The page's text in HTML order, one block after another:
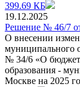
399.69 КБ
19.12.2025
Решение № 46/7
О внесении
муниципального
№ 34/6 «О
образования -
Москве на 2025